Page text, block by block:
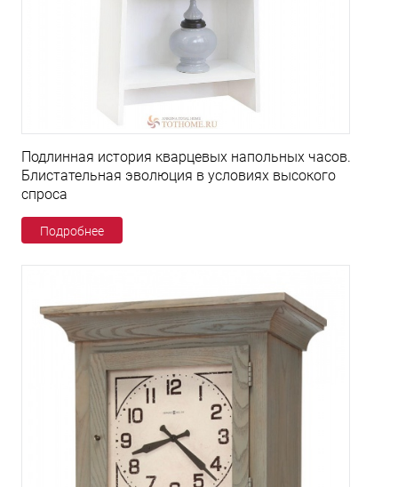
Подлинная история кварцевых напольных часов.
Блистательная эволюция в условиях высокого
спроса
Подробнее